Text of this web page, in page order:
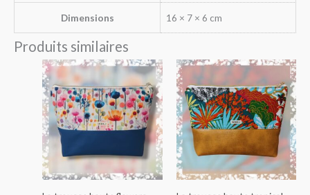
Dimensions 16 × 7 × 6 cm
Produits similaires